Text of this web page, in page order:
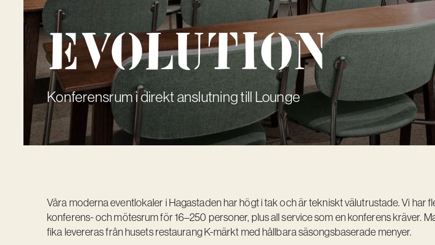
Evolution
Konferensrum i direkt anslutning till Lounge
Våra moderna eventlokaler i Hagastaden har högt i tak och är tekniskt välutrustade. Vi har
konferens- och mötesrum för 16–250 personer, plus all service som en konferens kräver.
fika levereras från husets restaurang K-märkt med hållbara säsongsbaserade menyer.